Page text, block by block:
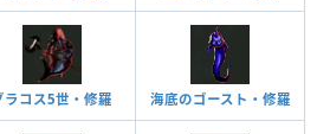
ラコス5世・修羅 海底のゴースト・修羅